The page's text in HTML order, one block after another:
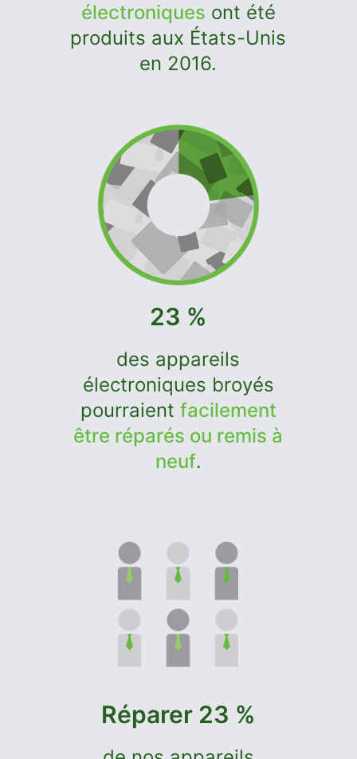
électroniques ont été
produits aux États-Unis
en 2016.
23 %
des appareils
électroniques broyés
pourraient facilement
être réparés ou remis à
neuf.
Réparer 23 %